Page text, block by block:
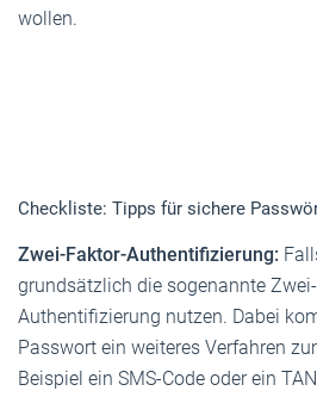
wollen.
Checkliste: Tipps für sichere
Zwei-Faktor-Authentifizierung:
grundsätzlich die sogenannte
Authentifizierung nutzen. Dabei
Passwort ein weiteres Verfahren
Beispiel ein SMS-Code oder ein